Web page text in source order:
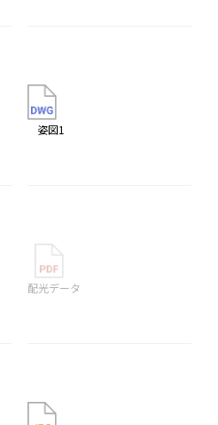
姿図1
配光データ